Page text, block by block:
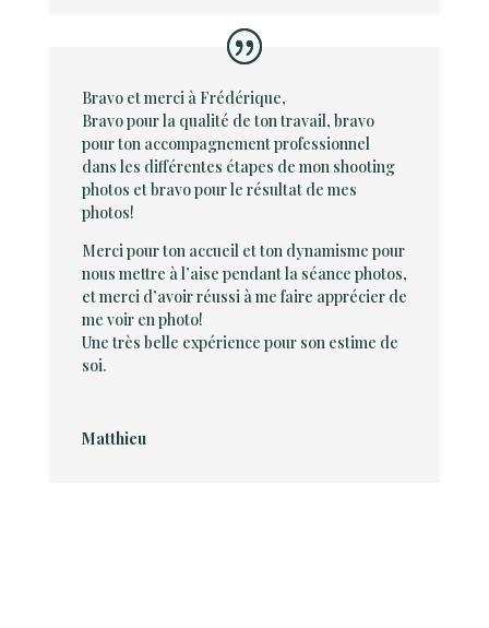
Bravo et merci à Frédérique,
Bravo pour la qualité de ton travail, bravo
pour ton accompagnement professionnel
dans les différentes étapes de mon shooting
photos et bravo pour le résultat de mes
photos!
Merci pour ton accueil et ton dynamisme pour
nous mettre à l’aise pendant la séance photos,
et merci d’avoir réussi à me faire apprécier de
me voir en photo!
Une très belle expérience pour son estime de
soi.
Matthieu